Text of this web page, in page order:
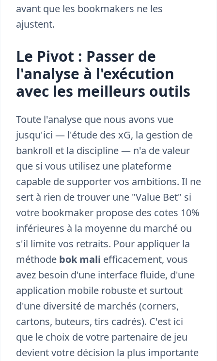
avant que les bookmakers ne les
ajustent.
Le Pivot : Passer de
l'analyse à l'exécution
avec les meilleurs outils
Toute l'analyse que nous avons vue
jusqu'ici — l'étude des xG, la gestion de
bankroll et la discipline — n'a de valeur
que si vous utilisez une plateforme
capable de supporter vos ambitions. Il ne
sert à rien de trouver une "Value Bet" si
votre bookmaker propose des cotes 10%
inférieures à la moyenne du marché ou
s'il limite vos retraits. Pour appliquer la
méthode bok mali efficacement, vous
avez besoin d'une interface fluide, d'une
application mobile robuste et surtout
d'une diversité de marchés (corners,
cartons, buteurs, tirs cadrés). C'est ici
que le choix de votre partenaire de jeu
devient votre décision la plus importante